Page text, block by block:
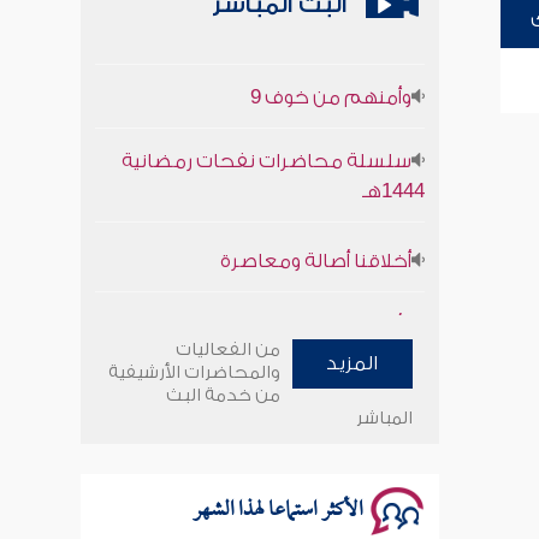
أخلاقنا أصالة ومعاصرة
1444هـ
سلسلة محاضرات نفحات رمضانية
المزيد
من الفعاليات
والمحاضرات الأرشيفية
من خدمة البث
المباشر
الأكثر استماعا لهذا الشهر